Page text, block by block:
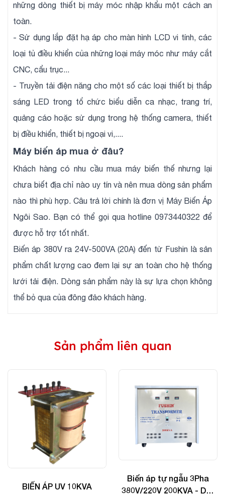
những dòng thiết bị máy móc nhập khẩu một cách an
toàn.
- Sử dụng lắp đặt hạ áp cho màn hình LCD vi tính, các
loại tủ điều khiển của những loại máy móc như máy cắt
CNC, cẩu trục...
- Truyền tải điện năng cho một số các loại thiết bị thắp
sáng LED trong tổ chức biểu diễn ca nhạc, trang trí,
quảng cáo hoặc sử dụng trong hệ thống camera, thiết
bị điều khiển, thiết bị ngoại vi,....
Máy biến áp mua ở đâu?
Khách hàng có nhu cầu mua máy biến thế nhưng lại
chưa biết địa chỉ nào uy tín và nên mua dòng sản phẩm
nào thì phù hợp. Câu trả lời chính là đơn vị Máy Biến Áp
Ngôi Sao. Bạn có thể gọi qua hotline 0973440322 để
được hỗ trợ tốt nhất.
Biến áp 380V ra 24V-500VA (20A) đến từ Fushin là sản
phẩm chất lượng cao đem lại sự an toàn cho hệ thống
lưới tải điện. Dòng sản phẩm này là sự lựa chọn không
thể bỏ qua của đông đảo khách hàng.
Sản phẩm liên quan
BIẾN ÁP UV 10KVA
Biến áp tự ngẫu 3Pha
380V/220V 200KVA - Dây